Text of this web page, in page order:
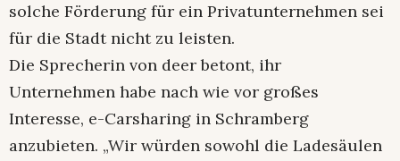
solche Förderung für ein Privatunternehmen sei
für die Stadt nicht zu leisten.
Die Sprecherin von deer betont, ihr
Unternehmen habe nach wie vor großes
Interesse, e-Carsharing in Schramberg
anzubieten. „Wir würden sowohl die Ladesäulen